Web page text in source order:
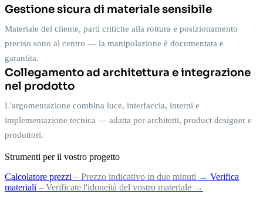
Gestione sicura di materiale sensibile
Materiale del cliente, parti critiche alla rottura e posizionamento
preciso sono al centro — la manipolazione è documentata e
garantita.
Collegamento ad architettura e integrazione
nel prodotto
L'argomentazione combina luce, interfaccia, interni e
implementazione tecnica — adatta per architetti, product designer e
produttori.
Strumenti per il vostro progetto
Calcolatore prezzi – Prezzo indicativo in due minuti → Verifica
materiali – Verificate l'idoneità del vostro materiale →